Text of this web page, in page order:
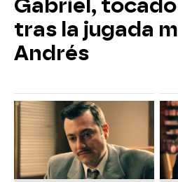
Gabriel,
tras la jugada
Andrés